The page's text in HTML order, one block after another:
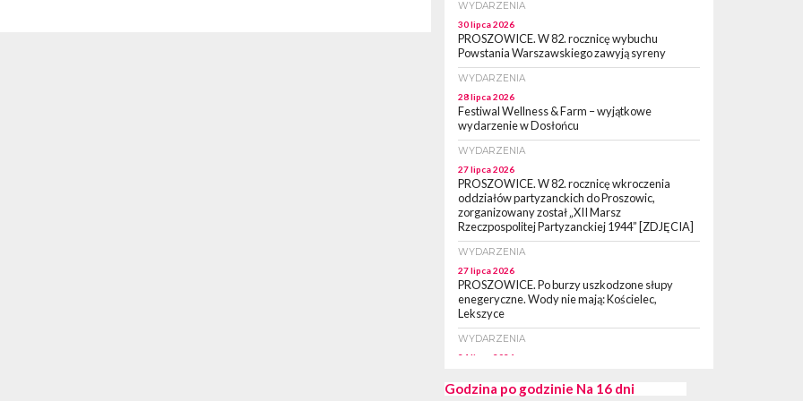
WYDARZENIA
30 lipca 2026
PROSZOWICE. W 82. rocznicę wybuchu
Powstania Warszawskiego zawyją syreny
WYDARZENIA
28 lipca 2026
Festiwal Wellness & Farm – wyjątkowe
wydarzenie w Dosłońcu
WYDARZENIA
27 lipca 2026
PROSZOWICE. W 82. rocznicę wkroczenia
oddziałów partyzanckich do Proszowic,
zorganizowany został „XII Marsz
Rzeczpospolitej Partyzanckiej 1944” [ZDJĘCIA]
WYDARZENIA
27 lipca 2026
PROSZOWICE. Po burzy uszkodzone słupy
enegeryczne. Wody nie mają: Kościelec,
Lekszyce
WYDARZENIA
24 lipca 2026
się w gronie 27 miast, które zyskają dostęp do
Godzina po godzinie Na 16 dni